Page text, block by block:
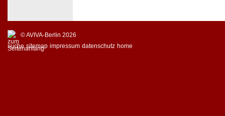
© AVIVA-Berlin 2026
suche sitemap impressum datenschutz home